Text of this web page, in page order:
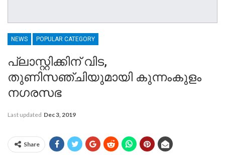
NEWS POPULAR CATEGORY
പ്ലാസ്റ്റിക്കിന് വിട,
തുണിസഞ്ചിയുമായി കുന്നംകുളം
നഗരസഭ
Last updated Dec 3, 2019
Share